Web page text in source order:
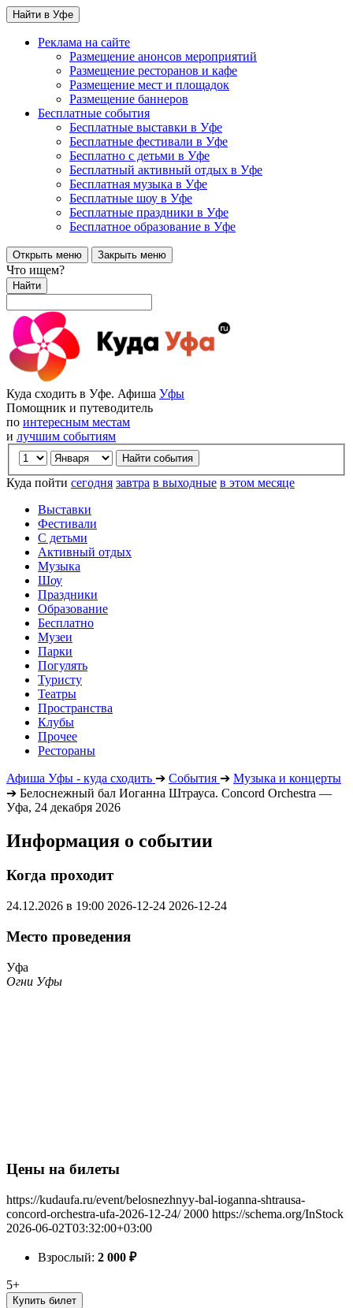
Найти в Уфе
Реклама на сайте
Размещение анонсов мероприятий
Размещение ресторанов и кафе
Размещение мест и площадок
Размещение баннеров
Бесплатные события
Бесплатные выставки в Уфе
Бесплатные фестивали в Уфе
Бесплатно с детьми в Уфе
Бесплатный активный отдых в Уфе
Бесплатная музыка в Уфе
Бесплатные шоу в Уфе
Бесплатные праздники в Уфе
Бесплатное образование в Уфе
Открыть меню Закрыть меню
Что ищем?
Найти
Куда сходить в Уфе. Афиша Уфы
Помощник и путеводитель
по интересным местам
и лучшим событиям
Куда пойти сегодня завтра в выходные в этом месяце
Выставки
Фестивали
С детьми
Активный отдых
Музыка
Шоу
Праздники
Образование
Бесплатно
Музеи
Парки
Погулять
Туристу
Театры
Пространства
Клубы
Прочее
Рестораны
Афиша Уфы - куда сходить ➔ События ➔ Музыка и концерты
➔ Белоснежный бал Иоганна Штрауса. Concord Orchestra —
Уфа, 24 декабря 2026
Информация о событии
Когда проходит
24.12.2026 в 19:00 2026-12-24 2026-12-24
Место проведения
Уфа
Огни Уфы
Цены на билеты
https://kudaufa.ru/event/belosnezhnyy-bal-ioganna-shtrausa-
concord-orchestra-ufa-2026-12-24/ 2000 https://schema.org/InStock
2026-06-02T03:32:00+03:00
Взрослый: 2 000 ₽
5+
Купить билет